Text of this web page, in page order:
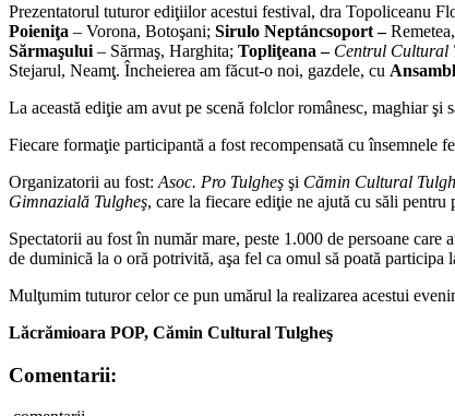
Prezentatorul tuturor ediţiilor acestui festival, dra Topoliceanu
Poieniţa – Vorona, Botoşani; Sirulo Neptáncsoport –
Sărmaşului – Sărmaş, Harghita; Topliţeana – Centrul Cultural
Stejarul, Neamţ. Încheierea am făcut-o noi, gazdele, cu
La această ediţie am avut pe scenă folclor românesc, maghiar şi
Fiecare formaţie participantă a fost recompensată cu însemnele
Organizatorii au fost: Asoc. Pro Tulgheş şi Cămin Cultural
Gimnazială Tulgheş, care la fiecare ediţie ne ajută cu săli
Spectatorii au fost în număr mare, peste 1.000 de persoane
de duminică la o oră potrivită, aşa fel ca omul să poată participa
Mulţumim tuturor celor ce pun umărul la realizarea acestui
Lăcrămioara POP, Cămin Cultural Tulgheş
Comentarii: